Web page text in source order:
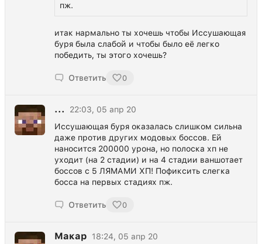
пж.
итак нармально ты хочешь чтобы Иссушающая
буря была слабой и чтобы было её легко
победить, ты этого хочешь?
Ответить 0
...
22:03, 05 апр 20
Иссушающая буря оказалась слишком сильна
даже против других модовых боссов. Ей
наносится 200000 урона, но полоска хп не
уходит (на 2 стадии) и на 4 стадии ваншотает
боссов с 5 ЛЯМАМИ ХП! Пофиксить слегка
босса на первых стадиях пж.
Ответить 0
Макар
18:24, 05 апр 20